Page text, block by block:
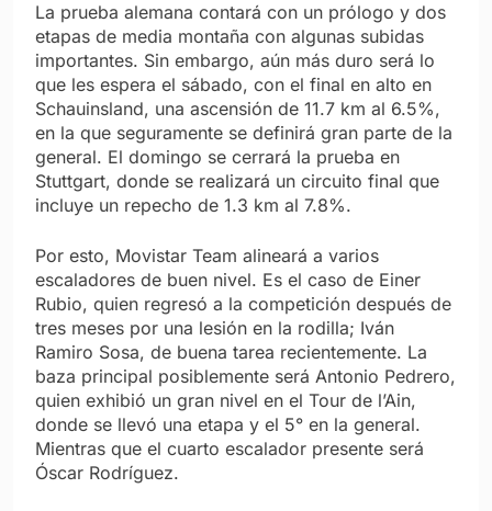
La prueba alemana contará con un prólogo y dos
etapas de media montaña con algunas subidas
importantes. Sin embargo, aún más duro será lo
que les espera el sábado, con el final en alto en
Schauinsland, una ascensión de 11.7 km al 6.5%,
en la que seguramente se definirá gran parte de la
general. El domingo se cerrará la prueba en
Stuttgart, donde se realizará un circuito final que
incluye un repecho de 1.3 km al 7.8%.
Por esto, Movistar Team alineará a varios
escaladores de buen nivel. Es el caso de Einer
Rubio, quien regresó a la competición después de
tres meses por una lesión en la rodilla; Iván
Ramiro Sosa, de buena tarea recientemente. La
baza principal posiblemente será Antonio Pedrero,
quien exhibió un gran nivel en el Tour de l’Ain,
donde se llevó una etapa y el 5° en la general.
Mientras que el cuarto escalador presente será
Óscar Rodríguez.